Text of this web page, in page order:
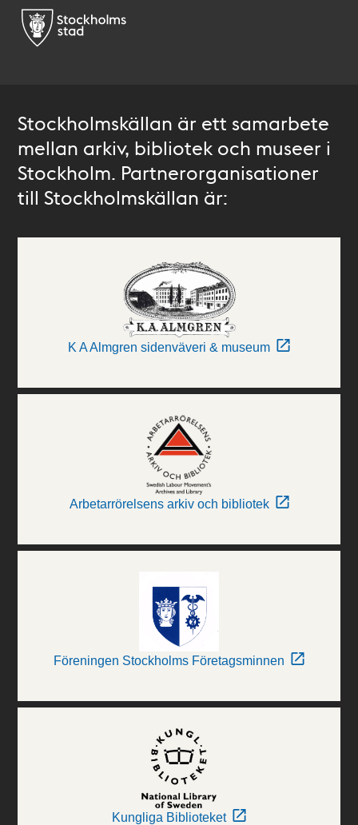
Stockholmskällan är ett samarbete
mellan arkiv, bibliotek och museer i
Stockholm. Partnerorganisationer
till Stockholmskällan är:
K A Almgren sidenväveri & museum
Arbetarrörelsens arkiv och bibliotek
Föreningen Stockholms Företagsminnen
Kungliga Biblioteket